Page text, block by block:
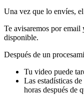
Una vez que lo envíes,
Te avisaremos por
disponible.
Después de un
Tu video puede
Las estadísticas
horas después de